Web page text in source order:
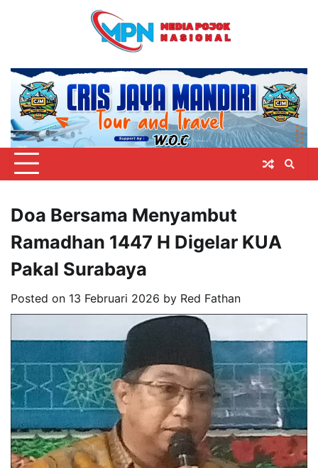
Doa Bersama Menyambut
Ramadhan 1447 H Digelar KUA
Pakal Surabaya
Posted on 13 Februari 2026 by Red Fathan